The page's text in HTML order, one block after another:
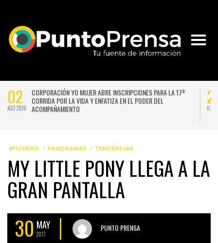
02
AGO 2026
CORPORACIÓN YO MUJER ABRE INSCRIPCIONES PARA LA 17ª
CORRIDA POR LA VIDA Y ENFATIZA EN EL PODER DEL
ACOMPAÑAMIENTO
JUL
#FICHERO PANORAMAS TENDENCIAS
MY LITTLE PONY LLEGA A LA
GRAN PANTALLA
30 MAY
2017
PUNTO PRENSA